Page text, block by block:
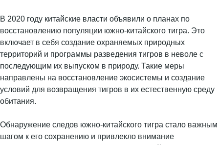
В 2020 году китайские власти объявили о планах по
восстановлению популяции южно-китайского тигра. Это
включает в себя создание охраняемых природных
территорий и программы разведения тигров в неволе с
последующим их выпуском в природу. Такие меры
направлены на восстановление экосистемы и создание
условий для возвращения тигров в их естественную среду
обитания.
Обнаружение следов южно-китайского тигра стало важным
шагом к его сохранению и привлекло внимание